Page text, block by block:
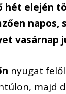
hét elején
napos,
vasárnap
nyugat
majd